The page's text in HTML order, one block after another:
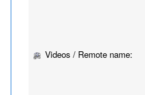
Videos / Remote name: